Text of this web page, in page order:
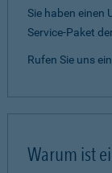
Sie haben einen
Service-Paket
Rufen Sie uns
Warum ist